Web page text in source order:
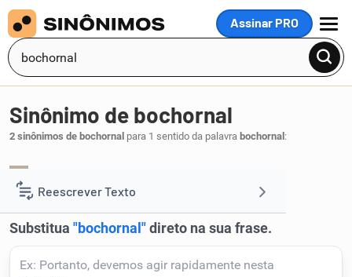
Assinar PRO
MENU
Reescrever Texto
Resumir Texto
Sinônimo de bochornal
2 sinônimos de bochornal para 1 sentido da palavra bochornal :